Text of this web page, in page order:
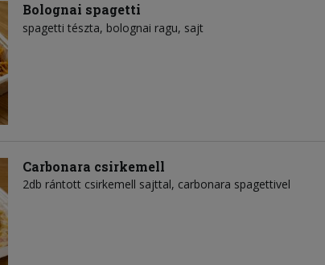
Bolognai spagetti
spagetti tészta bolognai ragu sajt
Carbonara csirkemell
2db rántott csirkemell sajttal, carbonara spagettivel